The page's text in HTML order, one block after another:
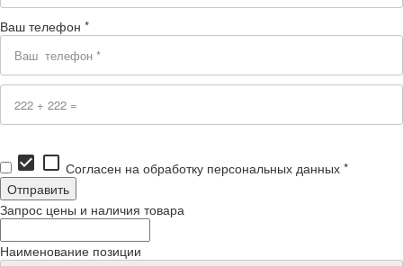
Ваш телефон *
check_box check_box_outline_blank Согласен на обработку персональных данных *
Запрос цены и наличия товара
Наименование позиции